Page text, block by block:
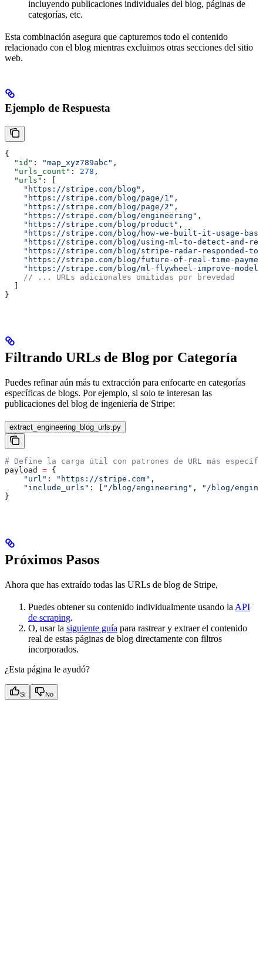
incluyendo publicaciones individuales del blog, páginas de
categorías, etc.
Esta combinación asegura que capturemos todo el contenido
relacionado con el blog mientras excluimos otras secciones del sitio
web.
Ejemplo de Respuesta
{
  "id"
: "map_xyz789abc" ,
  "urls_count"
: 278 ,
  "urls"
: [
    "https://stripe.com/blog"
,
    "https://stripe.com/blog/page/1"
,
    "https://stripe.com/blog/page/2"
,
    "https://stripe.com/blog/engineering"
,
    "https://stripe.com/blog/product"
,
"https://stripe.com/blog/how-we-built-it-usage-
"https://stripe.com/blog/using-ml-to-detect-and-
"https://stripe.com/blog/stripe-radar-responded-
"https://stripe.com/blog/future-of-real-time-
"https://stripe.com/blog/ml-flywheel-improve-
    // ... URLs adicionales omitidas por brevedad
  ]
}
Filtrando URLs de Blog por Categoría
Puedes refinar aún más tu extracción para enfocarte en categorías
específicas de blogs. Por ejemplo, si solo te interesan las
publicaciones del blog de ingeniería de Stripe:
extract_engineering_blog_urls.py
# Define la carga útil con patrones de URL más
payload = {
    "url"
: "https://stripe.com" ,
    "include_urls"
: [ "/blog/engineering" ,
"/blog/
}
Próximos Pasos
Ahora que has extraído todas las URLs de blog de Stripe,
Puedes obtener su contenido individualmente usando la API
de scraping.
O, usar la siguiente guía para rastrear y extraer el contenido
real de estas páginas de blog directamente con filtros
incorporados.
¿Esta página le ayudó?
Si No